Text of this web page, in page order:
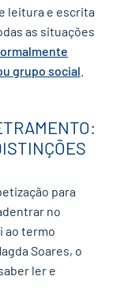
leitura e escrita
as situações
grupo social
para
no
ao termo
Soares, o
ler e